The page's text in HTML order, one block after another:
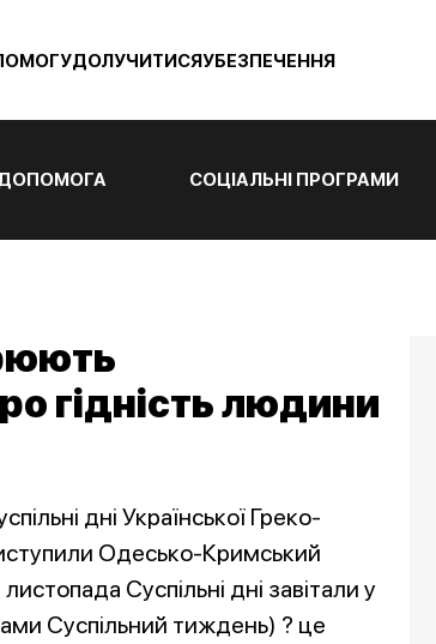
ДОЛУЧИТИСЯУБЕЗПЕЧЕННЯ
ДОПОМОГА СОЦІАЛЬНІ ПРОГРАМИ
гідність людини
дні Української Греко-
Одесько-Кримський
Суспільні дні завітали у
Суспільний тиждень) ? це